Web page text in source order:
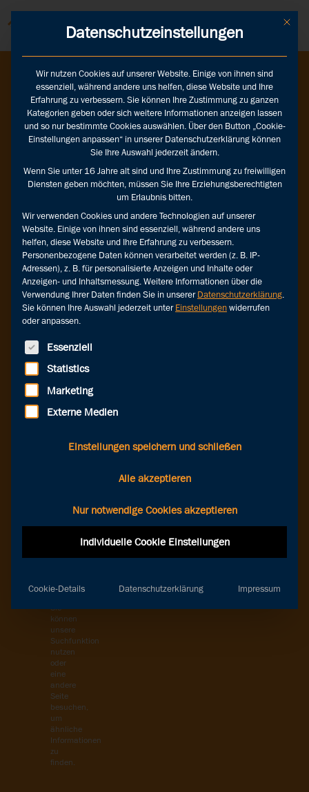
MISTAKE
Page
not
found.
Oops,
da
ist
wohl
etwas
schiefgegangen!
Seite,
die
Sie
suchen,
konnte
leider
nicht
empfehlen
einmal
versuchen.
Sie
können
unsere
Suchfunktion
nutzen
oder
eine
andere
Seite
besuchen,
um
ähnliche
Informationen
zu
finden.
Mit
Datenschutzeinstellungen
Wir nutzen Cookies auf unserer Website. Einige von ihnen sind
essenziell, während andere uns helfen, diese Website und Ihre
Erfahrung zu verbessern. Sie können Ihre Zustimmung zu ganzen
Kategorien geben oder sich weitere Informationen anzeigen lassen
und so nur bestimmte Cookies auswählen. Über den Button „Cookie-
Einstellungen anpassen“ in unserer Datenschutzerklärung können
Sie Ihre Auswahl jederzeit ändern.
Wenn Sie unter 16 Jahre alt sind und Ihre Zustimmung zu freiwilligen
Diensten geben möchten, müssen Sie Ihre Erziehungsberechtigten
um Erlaubnis bitten.
Wir verwenden Cookies und andere Technologien auf unserer
Website. Einige von ihnen sind essenziell, während andere uns
helfen, diese Website und Ihre Erfahrung zu verbessern.
Personenbezogene Daten können verarbeitet werden (z. B. IP-
Adressen), z. B. für personalisierte Anzeigen und Inhalte oder
Anzeigen- und Inhaltsmessung.Weitere Informationen über die
Verwendung Ihrer Daten finden Sie in unsererDatenschutzerklärung.
Sie können Ihre Auswahl jederzeit unterEinstellungenwiderrufen
oder anpassen.
Es folgt eine Liste der Service-Gruppen, für die eine Einwilligung erteilt
Essenziell
Statistics
Marketing
Externe Medien
Einstellungen speichern und schließen
Alle akzeptieren
Nur notwendige Cookies akzeptieren
Individuelle Cookie Einstellungen
Cookie-Details Datenschutzerklärung Impressum